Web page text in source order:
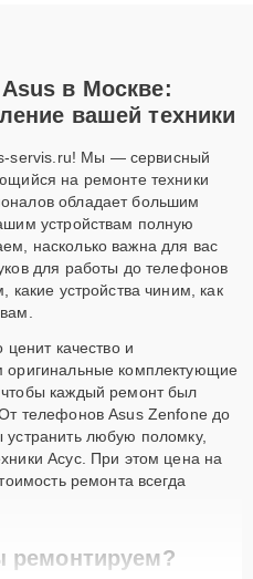
в Москве:
вашей техники
servis.ru! Мы — сервисный
на ремонте техники
обладает большим
устройствам полную
насколько важна для вас
для работы до телефонов
устройства чиним, как
качество и
оригинальные комплектующие
каждый ремонт был
телефонов Asus Zenfone до
любую поломку,
Асус. При этом цена на
ремонта всегда
ремонтируем?